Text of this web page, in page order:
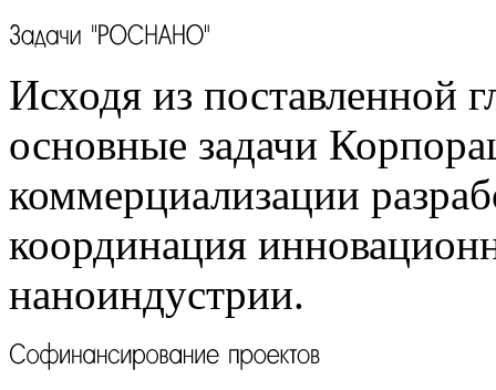
Исходя из поставленной
основные задачи
коммерциализации
координация
наноиндустрии.